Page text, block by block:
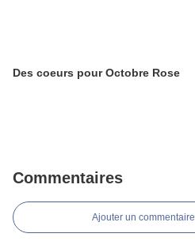
Des coeurs pour Octobre Rose
Commentaires
Ajouter un commentaire